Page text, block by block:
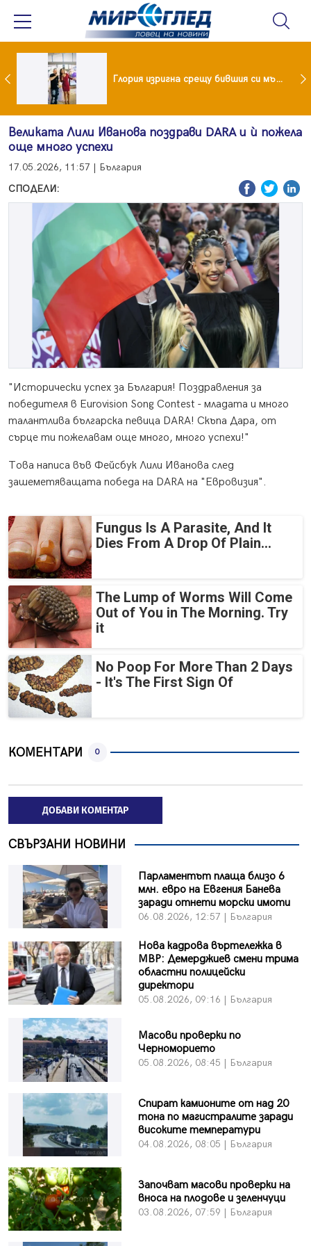
Мария и майка си построиха къща от 8000 стъклени бутилки Глория изригна срещу бившия си мъж: Беше със 120-килограмова жена! Искаше бърза печалба...
Великата Лили Иванова поздрави DARA и ѝ пожела
още много успехи
17.05.2026, 11:57 | България
СПОДЕЛИ:
"Исторически успех за България! Поздравления за
победителя в Eurovision Song Contest - младата и много
талантлива българска певица DARA! Скъпа Дара, от
сърце ти пожелавам още много, много успехи!"
Това написа във Фейсбук Лили Иванова след
зашеметяващата победа на DARA на "Евровизия".
Fungus Is A Parasite, And It
Dies From A Drop Of Plain...
The Lump of Worms Will Come
Out of You in The Morning. Try
it
No Poop For More Than 2 Days
- It's The First Sign Of
КОМЕНТАРИ 0
ДОБАВИ КОМЕНТАР
СВЪРЗАНИ НОВИНИ
Парламентът плаща близо 6
млн. евро на Евгения Банева
заради отнети морски имоти
06.08.2026, 12:57 | България
Нова кадрова въртележка в
МВР: Демерджиев смени трима
областни полицейски
директори
05.08.2026, 09:16 | България
Масови проверки по
Черноморието
05.08.2026, 08:45 | България
Спират камионите от над 20
тона по магистралите заради
високите температури
04.08.2026, 08:05 | България
Започват масови проверки на
вноса на плодове и зеленчуци
03.08.2026, 07:59 | България